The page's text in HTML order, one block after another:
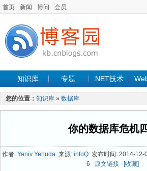
首页 新闻 博问 会员
知识库 专题 .NET技术
手机开发 软件工程
最新文章
您的位置： 知识库 » 数据库
你的数据库危机
作者: Yaniv Yehuda 来源: infoQ 发布时间: 2014-
6
原文链接 [收藏]